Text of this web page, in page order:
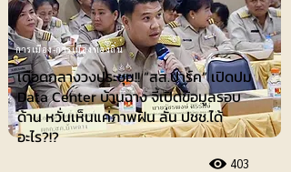
เดือดกลางวงประชุม!! “สส.ปาร์ค” เปิดปม
Data Center บ้านฉาง จี้เปิดข้อมูลรอบ
ด้าน หวั่นเห็นแค่ภาพฝัน ลั่น ปชช.ได้
อะไร?!?
403
การเมือง-การเมืองท้องถิ่น